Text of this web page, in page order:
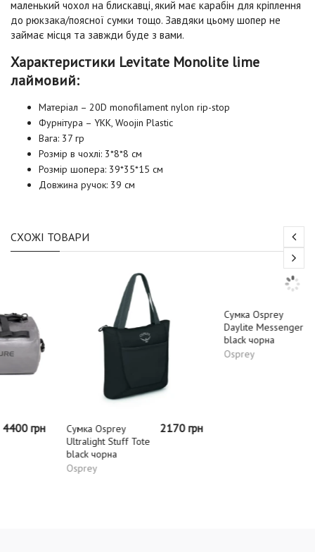
маленький чохол на блискавці, який має карабін для кріплення
до рюкзака/поясної сумки тощо. Завдяки цьому шопер не
займає місця та завжди буде з вами.
Характеристики Levitate Monolite lime
лаймовий:
Матеріал – 20D monofilament nylon rip-stop
Фурнітура – YKK, Woojin Plastic
Вага: 37 гр
Розмір в чохлі: 3*8*8 см
Розмір шопера: 39*35*15 см
Довжина ручок: 39 см
СХОЖІ ТОВАРИ
Сумка Osprey
Ultralight Stuff Tote
2170 грн
Сумка Osprey